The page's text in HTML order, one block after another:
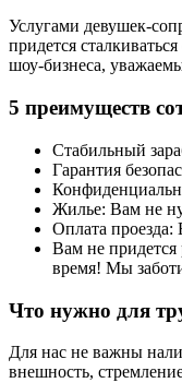
Услугами девушек-
придется
шоу-бизнеса,
5 преимуществ
Стабильный
Гарантия
Жилье: Вам не
Оплата проезда:
Вам не
время! Мы
Что нужно для
Для нас не важны
внешность,